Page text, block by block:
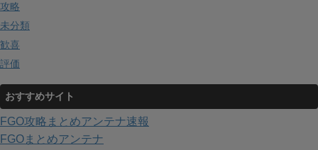
攻略
未分類
歓喜
評価
おすすめサイト
FGO攻略まとめアンテナ速報
FGOまとめアンテナ